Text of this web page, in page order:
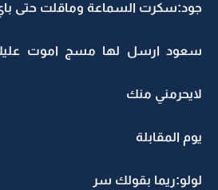
جود:سكرت السماعة وماقلت حتى
سعود ارسل لها مسج اموت عليك
لايحرمني منك
يوم المقابلة
لولو:ريما بقولك سر